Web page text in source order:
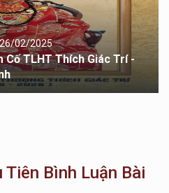
26/02/2025
Cố TLHT Thích Giác Trí -
Bình Luận Bài